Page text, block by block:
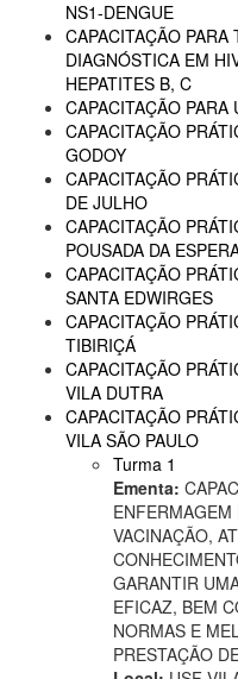
NS1-DENGUE
CAPACITAÇÃO PARA
DIAGNÓSTICA EM
HEPATITES B, C
CAPACITAÇÃO PARA
CAPACITAÇÃO
GODOY
CAPACITAÇÃO
DE JULHO
CAPACITAÇÃO
POUSADA DA
CAPACITAÇÃO
SANTA EDWIRGES
CAPACITAÇÃO
TIBIRIÇÁ
CAPACITAÇÃO
VILA DUTRA
CAPACITAÇÃO
VILA SÃO PAULO
Turma 1
Ementa:
VACINAÇÃO,
GARANTIR
EFICAZ, BEM
NORMAS E
PRESTAÇÃO